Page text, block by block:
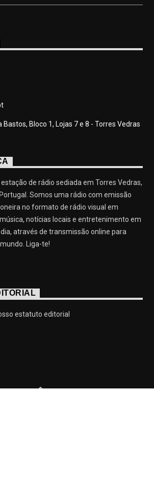
Bastos, Bloco 1, Lojas 7 e 8 - Torres Vedras
estação de rádio sediada em Torres Vedras,
Somos uma rádio com emissão
no formato de rádio visual em
notícias locais e entretenimento em
através de transmissão online para
Liga-te!
estatuto editorial